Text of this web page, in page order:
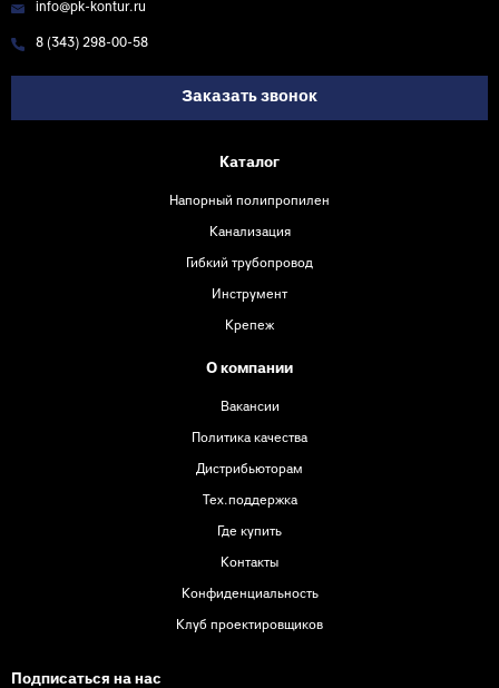
info@pk-kontur.ru
8 (343) 298-00-58
Заказать звонок
Каталог
Напорный полипропилен
Канализация
Гибкий трубопровод
Инструмент
Крепеж
О компании
Вакансии
Политика качества
Дистрибьюторам
Тех.поддержка
Где купить
Контакты
Конфиденциальность
Клуб проектировщиков
Подписаться на нас